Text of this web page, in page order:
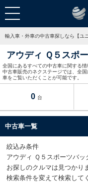
輸入車・外車の中古車探しなら【ユ
アウディ Ｑ５スポ
全国にあるすべての中古車に関する情
中古車販売のネクステージでは、全
車をご覧いただくことが可能です。
0 台
中古車一覧
絞込み条件
アウディ Ｑ５スポーツバ
お探しのクルマは見つかり
検索条件を変えて検索して